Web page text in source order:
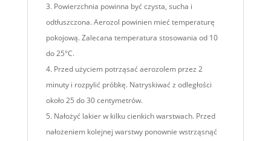
Powierzchnia powinna być czysta, sucha i
odtłuszczona. Aerozol powinien mieć temperaturę
pokojową. Zalecana temperatura stosowania od 10
do 25°C.
Przed użyciem potrząsać aerozolem przez 2
minuty i rozpylić próbkę. Natryskiwać z odległości
około 25 do 30 centymetrów.
Nałożyć lakier w kilku cienkich warstwach. Przed
nałożeniem kolejnej warstwy ponownie wstrząsnąć